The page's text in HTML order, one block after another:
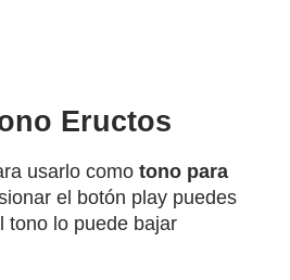
Eructos
usarlo como tono para
el botón play puedes
tono lo puede bajar